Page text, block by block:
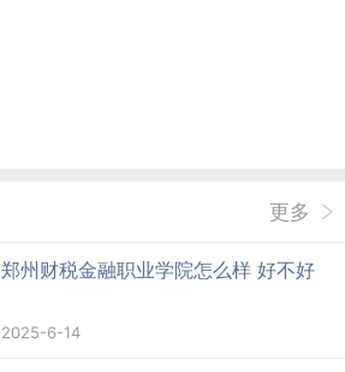
更多
郑州财税金融职业学院怎么样 好不好
2025-6-14